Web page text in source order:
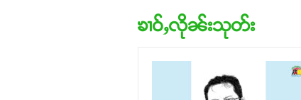
ၶၢဝ်ႇလိုၼ်းသုတ်း